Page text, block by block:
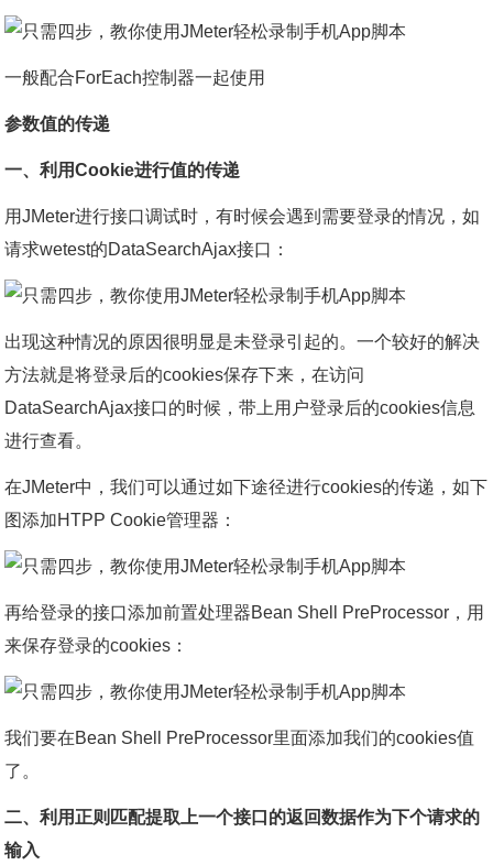
一般配合ForEach控制器一起使用
参数值的传递
一、利用Cookie进行值的传递
用JMeter进行接口调试时，有时候会遇到需要登录的情况，如
请求wetest的DataSearchAjax接口：
出现这种情况的原因很明显是未登录引起的。一个较好的解决
方法就是将登录后的cookies保存下来，在访问
DataSearchAjax接口的时候，带上用户登录后的cookies信息
进行查看。
在JMeter中，我们可以通过如下途径进行cookies的传递，如下
图添加HTPP Cookie管理器：
再给登录的接口添加前置处理器Bean Shell PreProcessor，用
来保存登录的cookies：
我们要在Bean Shell PreProcessor里面添加我们的cookies值
了。
二、利用正则匹配提取上一个接口的返回数据作为下个请求的
输入